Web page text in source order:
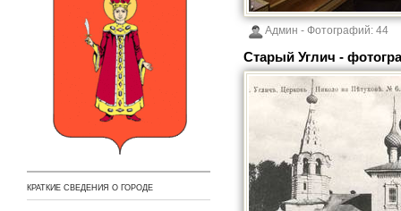
КРАТКИЕ СВЕДЕНИЯ О ГОРОДЕ
Админ - Фотографий: 44
Старый Углич -